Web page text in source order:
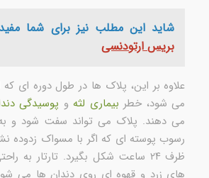
شاید این مطلب نیز برای شما
بریس‌ ارتودنسی
علاوه بر این، پلاک ها در طول دوره ای
می شود، خطر بیماری لثه و پوسیدگی
می دهند. پلاک می تواند سفت شود و به
رسوب پوسته ای که اگر با مسواک زدوده
ظرف ۲۴ ساعت شکل بگیرد. تارتار به